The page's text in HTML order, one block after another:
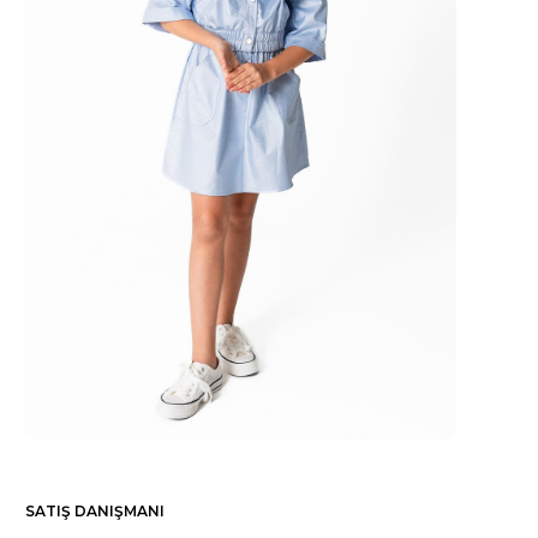
SATIŞ DANIŞMANI